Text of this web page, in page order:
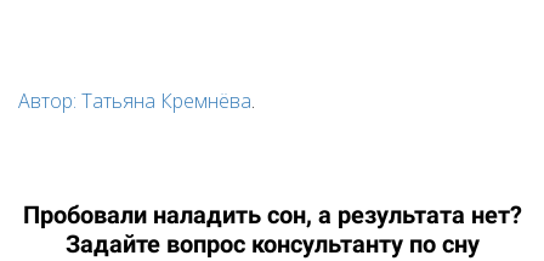
Автор: Татьяна Кремнёва.
Пробовали наладить сон, а результата нет?
Задайте вопрос консультанту по сну